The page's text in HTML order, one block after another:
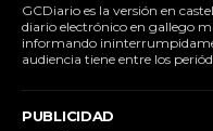
GCDiario es la versión en
diario electrónico en gallego
informando
audiencia tiene entre los
PUBLICIDAD